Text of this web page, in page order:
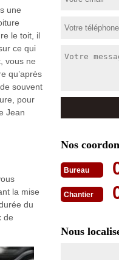
une
le toit, il
ce qui
vous ne
qu’après
souvent
pour
Jean
la mise
du
de
Nos
Bureau
Chantier
Nous